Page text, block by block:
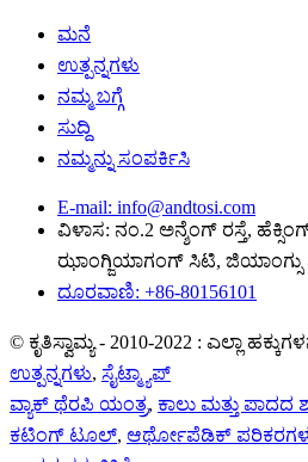
ಮನೆ
ಉತ್ಪನ್ನಗಳು
ನಮ್ಮ ಬಗ್ಗೆ
ಸುದ್ದಿ
ನಮ್ಮನ್ನು ಸಂಪರ್ಕಿಸಿ
E-mail: info@andtosi.com
ವಿಳಾಸ: ನಂ.2 ಅನ್ಶೆಂಗ್ ರಸ್ತೆ,
ಝಾಂಗ್ಜಿಯಾಗಂಗ್ ಸಿಟಿ, ಜಿಯಾಂಗ್ಸು
ದೂರವಾಣಿ: +86-80156101
© ಕೃತಿಸ್ವಾಮ್ಯ - 2010-2022 : ಎಲ್ಲಾ
ಉತ್ಪನ್ನಗಳು, ಸೈಟ್ಮ್ಯಾಪ್
ವ್ಯಾಕ್ ಥೆರಪಿ ಯಂತ್ರ, ಕಾಲು ಮತ್ತು ಪಾದದ
ಕಟಿಂಗ್ ಟೂಲ್, ಆರ್ಥೋಪೆಡಿಕ್